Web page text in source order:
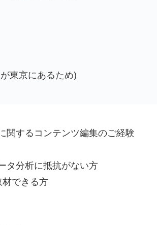
東京にあるため)
関するコンテンツ編集のご経験
タ分析に抵抗がない方
材できる方